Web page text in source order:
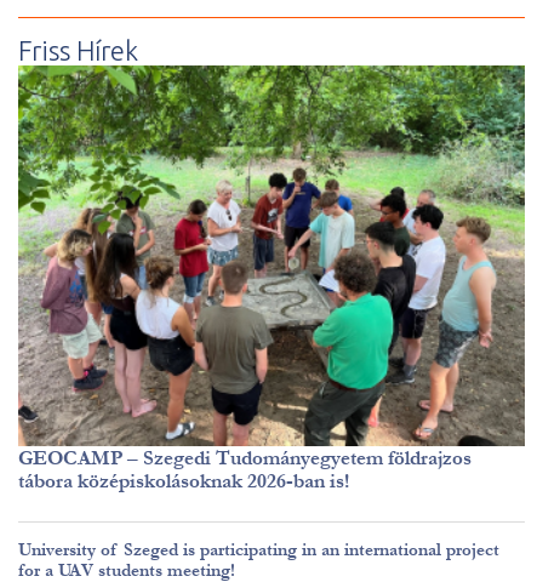
Friss Hírek
GEOCAMP – Szegedi Tudományegyetem földrajzos
tábora középiskolásoknak 2026-ban is!
University of Szeged is participating in an international project
for a UAV students meeting!